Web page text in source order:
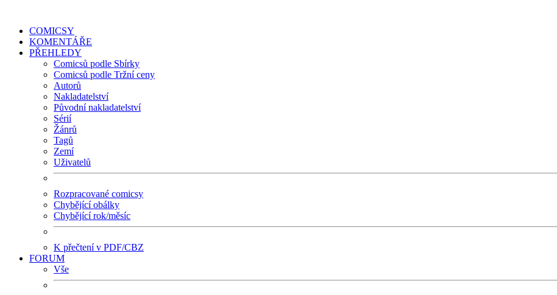
COMICSY
KOMENTÁŘE
PŘEHLEDY
Comicsů podle Sbírky
Comicsů podle Tržní ceny
Autorů
Nakladatelství
Původní nakladatelství
Sérií
Žánrů
Tagů
Zemí
Uživatelů
Rozpracované comicsy
Chybějící obálky
Chybějící rok/měsíc
K přečtení v PDF/CBZ
FORUM
Vše